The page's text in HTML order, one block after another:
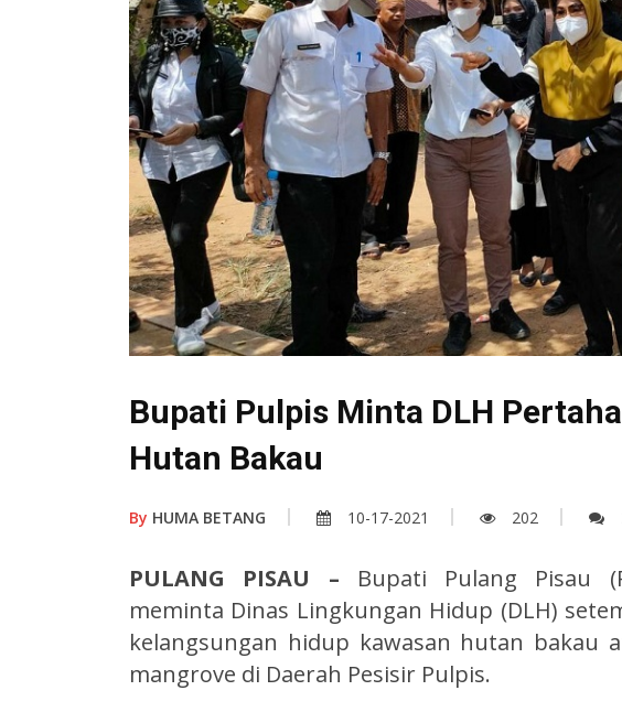
Bupati Pulpis Minta DLH
Hutan Bakau
By HUMA BETANG 10-17-2021 202
PULANG PISAU – Bupati Pulang Pisau
meminta Dinas Lingkungan Hidup (DLH)
kelangsungan hidup kawasan hutan bakau
mangrove di Daerah Pesisir Pulpis.